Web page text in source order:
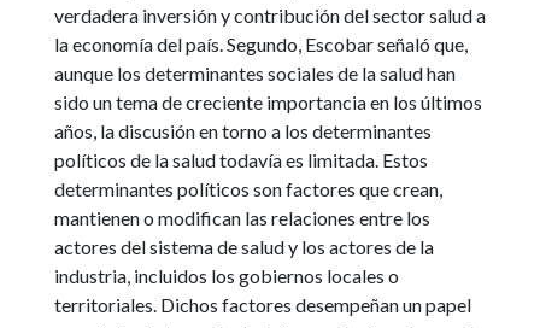
verdadera inversión y contribución del sector salud a
la economía del país. Segundo, Escobar señaló que,
aunque los determinantes sociales de la salud han
sido un tema de creciente importancia en los últimos
años, la discusión en torno a los determinantes
políticos de la salud todavía es limitada. Estos
determinantes políticos son factores que crean,
mantienen o modifican las relaciones entre los
actores del sistema de salud y los actores de la
industria, incluidos los gobiernos locales o
territoriales. Dichos factores desempeñan un papel